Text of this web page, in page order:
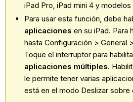
iPad Pro, iPad mini 4 y
Para usar esta función, debe
aplicaciones en su iPad. Para
hasta Configuración > General
Toque el interruptor para
aplicaciones múltiples.
le permite tener varias
está en el modo Deslizar sobre